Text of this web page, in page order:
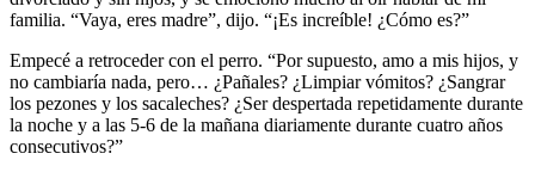
familia. “Vaya, eres madre”, dijo. “¡Es increíble! ¿Cómo es?”
Empecé a retroceder con el perro. “Por supuesto, amo a mis hijos, y
no cambiaría nada, pero… ¿Pañales? ¿Limpiar vómitos? ¿Sangrar
los pezones y los sacaleches? ¿Ser despertada repetidamente durante
la noche y a las 5-6 de la mañana diariamente durante cuatro años
consecutivos?”